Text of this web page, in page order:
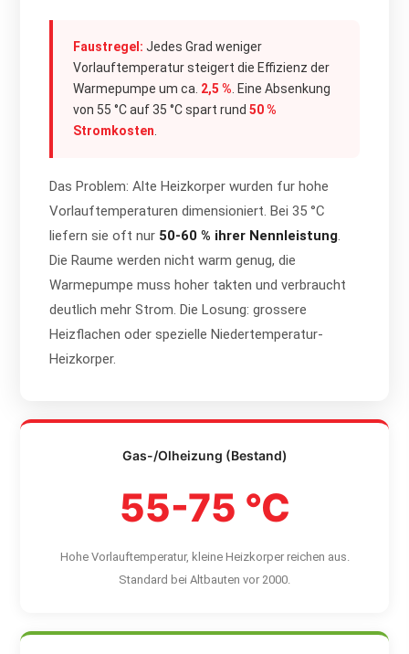
Faustregel: Jedes Grad weniger
Vorlauftemperatur steigert die Effizienz der
Warmepumpe um ca. 2,5 % . Eine Absenkung
von 55 °C auf 35 °C spart rund 50 %
Stromkosten
Das Problem: Alte Heizkorper wurden fur hohe
Vorlauftemperaturen dimensioniert. Bei 35 °C
liefern sie oft nur 50-60 % ihrer Nennleistung.
Die Raume werden nicht warm genug, die
Warmepumpe muss hoher takten und verbraucht
deutlich mehr Strom. Die Losung: grossere
Heizflachen oder spezielle Niedertemperatur-
Heizkorper.
Gas-/Olheizung (Bestand)
55-75 °C
Hohe Vorlauftemperatur, kleine Heizkorper reichen aus.
Standard bei Altbauten vor 2000.